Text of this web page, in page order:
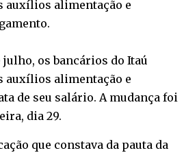
auxílios alimentação e
os bancários do Itaú
auxílios alimentação e
de seu salário. A mudança foi
dia 29.
que constava da pauta da